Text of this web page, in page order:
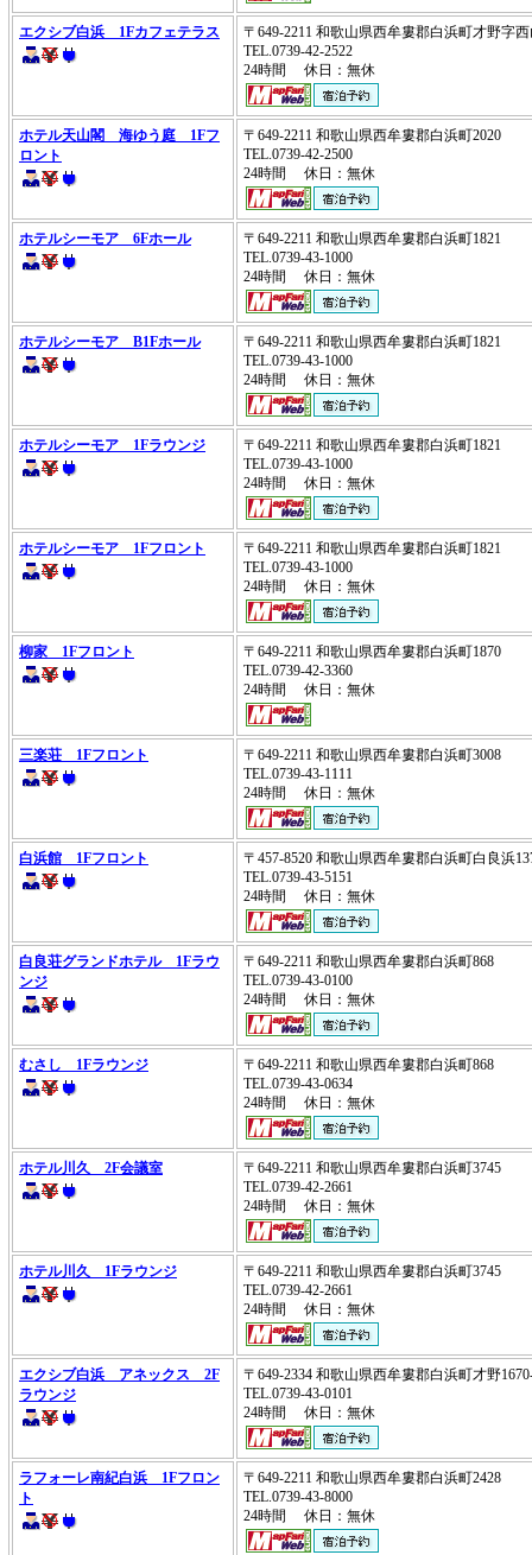
エクシブ白浜 1Fカフェテラス
〒649-2211 和歌山県西牟婁郡白浜町才野字
TEL.0739-42-2522
24時間 休日：無休
ホテル天山閣 海ゆう庭 1Fフ
ロント
〒649-2211 和歌山県西牟婁郡白浜町2020
TEL.0739-42-2500
24時間 休日：無休
ホテルシーモア 6Fホール
〒649-2211 和歌山県西牟婁郡白浜町1821
TEL.0739-43-1000
24時間 休日：無休
ホテルシーモア B1Fホール
〒649-2211 和歌山県西牟婁郡白浜町1821
TEL.0739-43-1000
24時間 休日：無休
ホテルシーモア 1Fラウンジ
〒649-2211 和歌山県西牟婁郡白浜町1821
TEL.0739-43-1000
24時間 休日：無休
ホテルシーモア 1Fフロント
〒649-2211 和歌山県西牟婁郡白浜町1821
TEL.0739-43-1000
24時間 休日：無休
柳家 1Fフロント
〒649-2211 和歌山県西牟婁郡白浜町1870
TEL.0739-42-3360
24時間 休日：無休
三楽荘 1Fフロント
〒649-2211 和歌山県西牟婁郡白浜町3008
TEL.0739-43-1111
24時間 休日：無休
白浜館 1Fフロント
〒457-8520 和歌山県西牟婁郡白浜町白良
TEL.0739-43-5151
24時間 休日：無休
白良荘グランドホテル 1Fラウ
ンジ
〒649-2211 和歌山県西牟婁郡白浜町868
TEL.0739-43-0100
24時間 休日：無休
むさし 1Fラウンジ
〒649-2211 和歌山県西牟婁郡白浜町868
TEL.0739-43-0634
24時間 休日：無休
ホテル川久 2F会議室
〒649-2211 和歌山県西牟婁郡白浜町3745
TEL.0739-42-2661
24時間 休日：無休
ホテル川久 1Fラウンジ
〒649-2211 和歌山県西牟婁郡白浜町3745
TEL.0739-42-2661
24時間 休日：無休
エクシブ白浜 アネックス 2F
ラウンジ
〒649-2334 和歌山県西牟婁郡白浜町才野
TEL.0739-43-0101
24時間 休日：無休
ラフォーレ南紀白浜 1Fフロン
ト
〒649-2211 和歌山県西牟婁郡白浜町2428
TEL.0739-43-8000
24時間 休日：無休